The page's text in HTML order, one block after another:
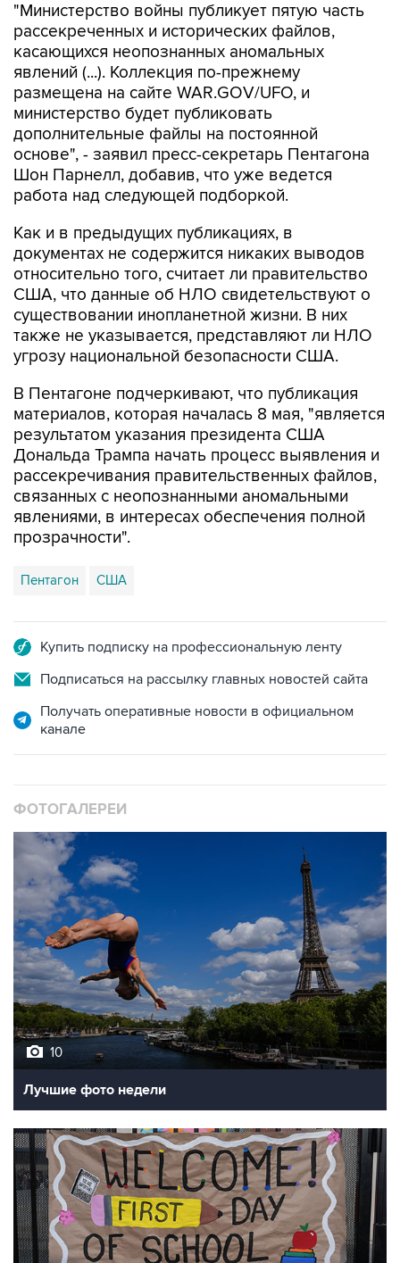
"Министерство войны публикует пятую часть
рассекреченных и исторических файлов,
касающихся неопознанных аномальных
явлений (...). Коллекция по-прежнему
размещена на сайте WAR.GOV/UFO, и
министерство будет публиковать
дополнительные файлы на постоянной
основе", - заявил пресс-секретарь Пентагона
Шон Парнелл, добавив, что уже ведется
работа над следующей подборкой.
Как и в предыдущих публикациях, в
документах не содержится никаких выводов
относительно того, считает ли правительство
США, что данные об НЛО свидетельствуют о
существовании инопланетной жизни. В них
также не указывается, представляют ли НЛО
угрозу национальной безопасности США.
В Пентагоне подчеркивают, что публикация
материалов, которая началась 8 мая, "является
результатом указания президента США
Дональда Трампа начать процесс выявления и
рассекречивания правительственных файлов,
связанных с неопознанными аномальными
явлениями, в интересах обеспечения полной
прозрачности".
Пентагон США
Купить подписку на профессиональную ленту
Подписаться на рассылку главных новостей сайта
Получать оперативные новости в официальном
канале
ФОТОГАЛЕРЕИ
10
Лучшие фото недели